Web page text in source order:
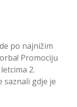
po najnižim
Promociju
2.
saznali gdje je